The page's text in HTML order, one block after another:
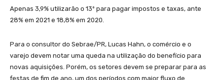
Apenas 3,9% utilizarão o 13º para pagar impostos e taxas, ante
28% em 2021 e 18,8% em 2020.
Para o consultor do Sebrae/PR, Lucas Hahn, o comércio e o
varejo devem notar uma queda na utilização do benefício para
novas aquisições. Porém, os setores devem se preparar para as
festas de fim de ano, um dos períodos com maior fluxo de